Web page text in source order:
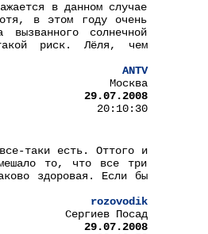
в данном случае
в этом году очень
солнечной
риск. Лёля, чем
ANTV
Москва
29.07.2008
20:10:30
таки есть. Оттого и
то, что все три
здоровая. Если бы
rozovodik
Сергиев Посад
29.07.2008